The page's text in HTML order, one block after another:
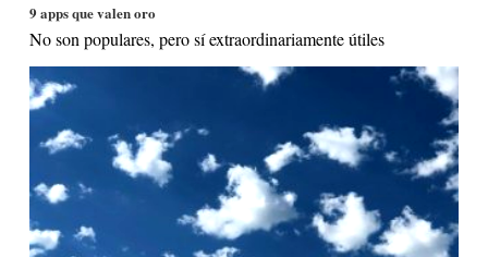
9 apps que valen oro
No son populares, pero sí extraordinariamente útiles